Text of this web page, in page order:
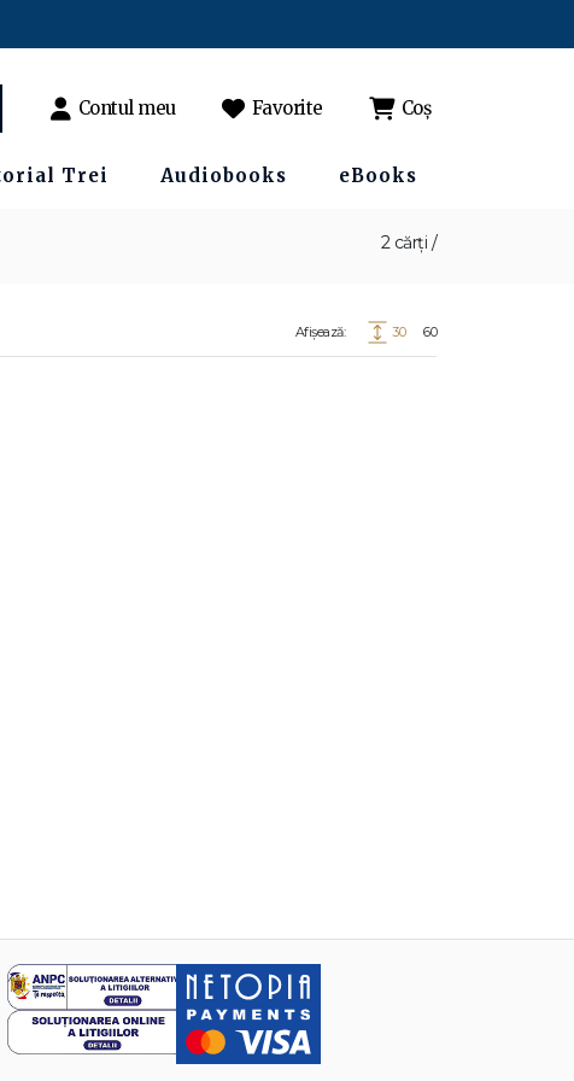
Contul meu Favorite Coș
Trei Audiobooks eBooks
2 cărți /
Afișează: 30 60